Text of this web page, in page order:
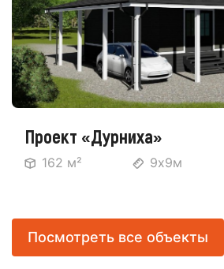
Проект «Дурниха»
162 м² 9х9м
Посмотреть все объекты